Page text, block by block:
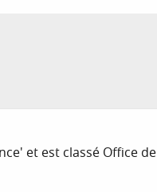
et est classé Office de